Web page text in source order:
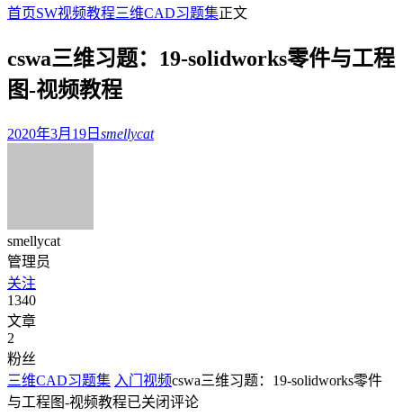
首页SW视频教程三维CAD习题集正文
cswa三维习题：19-solidworks零件与工程
图-视频教程
2020年3月19日 smellycat
smellycat
管理员
关注
1340
文章
2
粉丝
三维CAD习题集 入门视频cswa三维习题：19-solidworks零件
与工程图-视频教程已关闭评论